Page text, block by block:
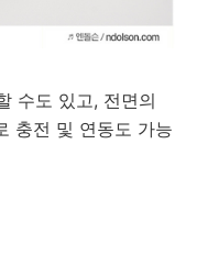
수도 있고, 전면의
충전 및 연동도 가능